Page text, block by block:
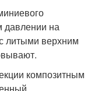
давлении на
литыми верхним
композитным